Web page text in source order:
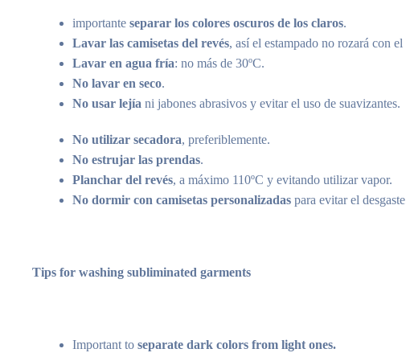
importante separar los colores oscuros de los claros.
Lavar las camisetas del revés, así el estampado no rozará con
Lavar en agua fría: no más de 30ºC.
No lavar en seco.
No usar lejía ni jabones abrasivos y evitar el uso de suavizantes.
No utilizar secadora, preferiblemente.
No estrujar las prendas.
Planchar del revés, a máximo 110ºC y evitando utilizar vapor.
No dormir con camisetas personalizadas para evitar el
Tips for washing subliminated garments
Important to separate dark colors from light ones.